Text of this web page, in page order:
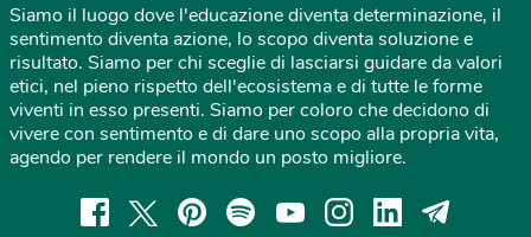
Siamo il luogo dove l'educazione diventa determinazione, il
sentimento diventa azione, lo scopo diventa soluzione e
risultato. Siamo per chi sceglie di lasciarsi guidare da valori
etici, nel pieno rispetto dell'ecosistema e di tutte le forme
viventi in esso presenti. Siamo per coloro che decidono di
vivere con sentimento e di dare uno scopo alla propria vita,
agendo per rendere il mondo un posto migliore.